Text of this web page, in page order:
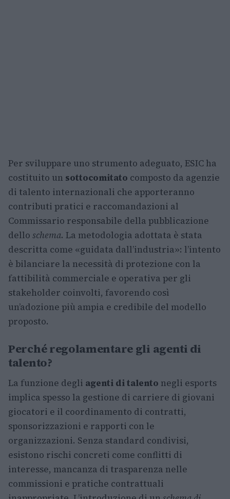
Per sviluppare uno strumento adeguato, ESIC ha
costituito un sottocomitato composto da agenzie
di talento internazionali che apporteranno
contributi pratici e raccomandazioni al
Commissario responsabile della pubblicazione
dello schema. La metodologia adottata è stata
descritta come «guidata dall’industria»: l’intento
è bilanciare la necessità di protezione con la
fattibilità commerciale e operativa per gli
stakeholder coinvolti, favorendo così
un’adozione più ampia e credibile del modello
proposto.
Perché regolamentare gli agenti di
talento?
La funzione degli agenti di talento negli esports
implica spesso la gestione di carriere di giovani
giocatori e il coordinamento di contratti,
sponsorizzazioni e rapporti con le
organizzazioni. Senza standard condivisi,
esistono rischi concreti come conflitti di
interesse, mancanza di trasparenza nelle
commissioni e pratiche contrattuali